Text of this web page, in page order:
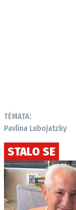
TÉMATA:
Pavlína Lubojatzky
STALO SE